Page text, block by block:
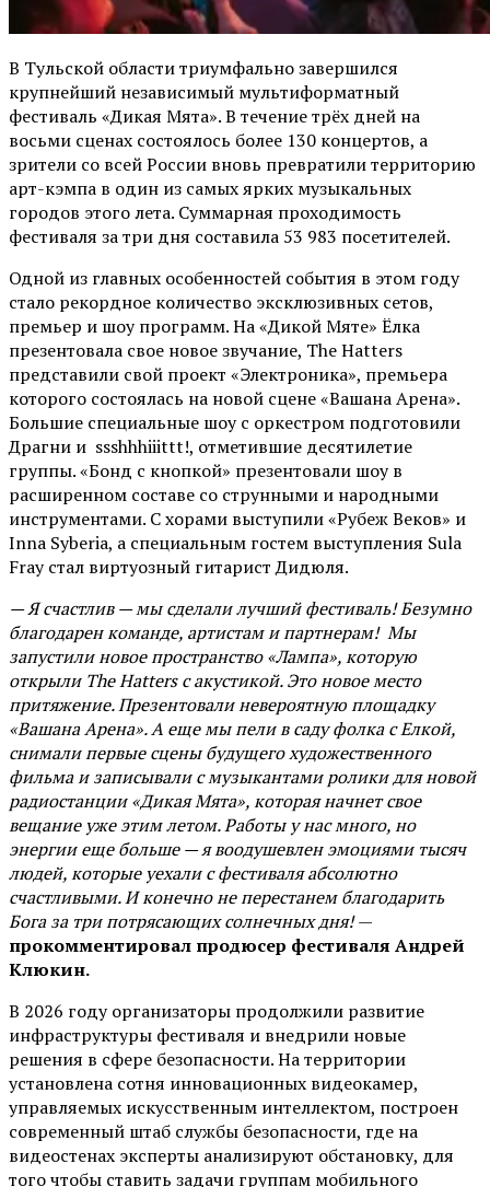
В Тульской области триумфально завершился
крупнейший независимый мультиформатный
фестиваль «Дикая Мята». В течение трёх дней на
восьми сценах состоялось более 130 концертов, а
зрители со всей России вновь превратили территорию
арт-кэмпа в один из самых ярких музыкальных
городов этого лета. Суммарная проходимость
фестиваля за три дня составила 53 983 посетителей.
Одной из главных особенностей события в этом году
стало рекордное количество эксклюзивных сетов,
премьер и шоу программ. На «Дикой Мяте» Ёлка
презентовала свое новое звучание, The Hatters
представили свой проект «Электроника», премьера
которого состоялась на новой сцене «Вашана Арена».
Большие специальные шоу с оркестром подготовили
Драгни и ssshhhiiittt!, отметившие десятилетие
группы. «Бонд с кнопкой» презентовали шоу в
расширенном составе со струнными и народными
инструментами. С хорами выступили «Рубеж Веков» и
Inna Syberia, а специальным гостем выступления Sula
Fray стал виртуозный гитарист Дидюля.
— Я счастлив — мы сделали лучший фестиваль! Безумно
благодарен команде, артистам и партнерам! Мы
запустили новое пространство «Лампа», которую
открыли The Hatters с акустикой. Это новое место
притяжение. Презентовали невероятную площадку
«Вашана Арена». А еще мы пели в саду фолка с Елкой,
снимали первые сцены будущего художественного
фильма и записывали с музыкантами ролики для новой
радиостанции «Дикая Мята», которая начнет свое
вещание уже этим летом. Работы у нас много, но
энергии еще больше — я воодушевлен эмоциями тысяч
людей, которые уехали с фестиваля абсолютно
счастливыми. И конечно не перестанем благодарить
Бога за три потрясающих солнечных дня!—
прокомментировал продюсер фестиваля Андрей
Клюкин.
В 2026 году организаторы продолжили развитие
инфраструктуры фестиваля и внедрили новые
решения в сфере безопасности. На территории
установлена сотня инновационных видеокамер,
управляемых искусственным интеллектом, построен
современный штаб службы безопасности, где на
видеостенах эксперты анализируют обстановку, для
того чтобы ставить задачи группам мобильного